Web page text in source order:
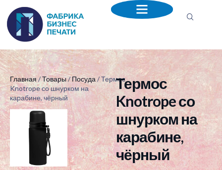
Главная/Товары/Посуда / Термос
Knotrope со шнурком на
карабине, чёрный
Термос
Knotrope со
шнурком на
карабине,
чёрный